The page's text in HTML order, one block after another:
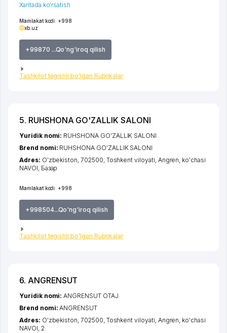
Mamlakat kodi: +998
xb.uz
+99870 ...Qo'ng'iroq qilish
Tashkilot tegishli bo'lgan Rubrikalar
Xaritada ko'rsatish
5. RUHSHONA GO'ZALLIK SALONI
Mamlakat kodi: +998
+998504...Qo'ng'iroq qilish
Tashkilot tegishli bo'lgan Rubrikalar
Yuridik nomi: RUHSHONA GO'ZALLIK SALONI
Brend nomi: RUHSHONA GO'ZALLIK SALONI
Adres: O'zbekiston, 702500, Toshkent viloyati Angren ko'chasi
NAVOI , Базар
6. ANGRENSUT
Yuridik nomi:ANGRENSUT OTAJ
Brend nomi:ANGRENSUT
Adres: O'zbekiston, 702500, Toshkent viloyati, Angren, ko'chasi
NAVOI, 2